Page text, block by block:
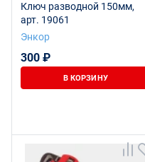
Ключ разводной 150мм,
арт. 19061
Энкор
300 ₽
В КОРЗИНУ